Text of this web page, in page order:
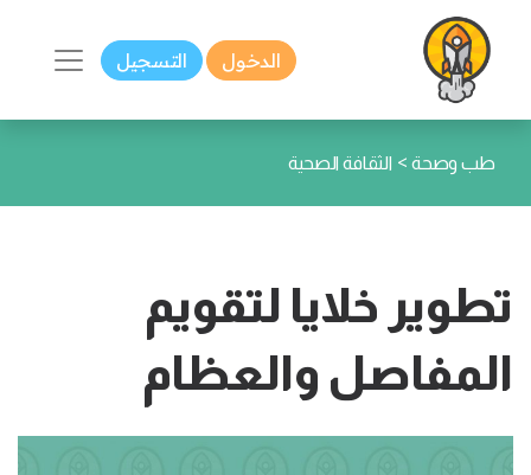
الدخول التسجيل
طب وصحة > الثقافة الصحية
تطوير خلايا لتقويم
المفاصل والعظام